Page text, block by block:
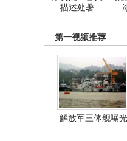
描述处暑
第一视频推荐
解放军三体舰曝光